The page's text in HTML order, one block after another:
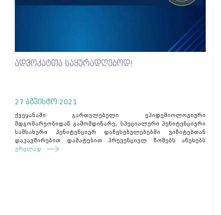
ადვოკატთა საყურადღებოდ!
27 აგვისტო 2021
ქვეყანაში გართულებული ეპიდემიოლოგიური
მდგომარეობიდან გამომდინარე, სპეციალური პენიტენციური
სამსახური პენიტენციურ დაწესებულებებში ვიზიტებთან
დაკავშირებით დამატებით პრევენციულ ზომებს აწესებს
ვრცლად